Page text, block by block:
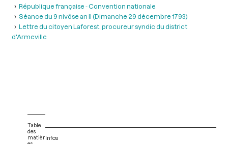
République française - Convention nationale
Séance du 9 nivôse an II (Dimanche 29 décembre 1793)
Lettre du citoyen Laforest, procureur syndic du district
d'Armeville
Table
des
matièrInfos